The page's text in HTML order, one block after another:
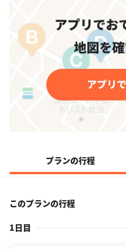
プランの行程
このプランの行程
1日目